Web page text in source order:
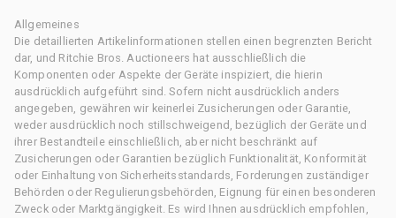
Allgemeines
Die detaillierten Artikelinformationen stellen einen begrenzten Bericht
dar, und Ritchie Bros. Auctioneers hat ausschließlich die
Komponenten oder Aspekte der Geräte inspiziert, die hierin
ausdrücklich aufgeführt sind. Sofern nicht ausdrücklich anders
angegeben, gewähren wir keinerlei Zusicherungen oder Garantie,
weder ausdrücklich noch stillschweigend, bezüglich der Geräte und
ihrer Bestandteile einschließlich, aber nicht beschränkt auf
Zusicherungen oder Garantien bezüglich Funktionalität, Konformität
oder Einhaltung von Sicherheitsstandards, Forderungen zuständiger
Behörden oder Regulierungsbehörden, Eignung für einen besonderen
Zweck oder Marktgängigkeit. Es wird Ihnen ausdrücklich empfohlen,